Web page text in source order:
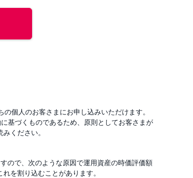
個人のお客さまにお申し込みいただけます。
基づくものであるため、原則としてお客さまが
ください。
ので、次のような原因で運用資産の時価評価額
を割り込むことがあります。